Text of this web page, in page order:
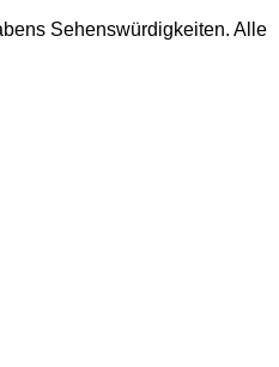
Sehenswürdigkeiten. Alle